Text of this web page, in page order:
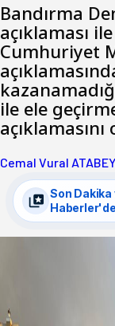
Bandırma
açıklaması
Cumhuriyet
ile ele
Cemal Vural ATABEY
Son